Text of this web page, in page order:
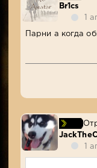
Br1cs
1
Парни а когда
1